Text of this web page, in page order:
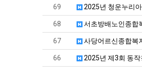
69 2025년 청운누리
68 서초방배노인종합
67 사당어르신종합복
66 2025년 제3회 동